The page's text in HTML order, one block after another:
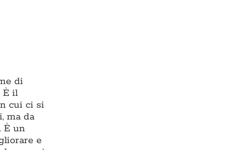
di
È il
cui ci si
ma da
È un
e